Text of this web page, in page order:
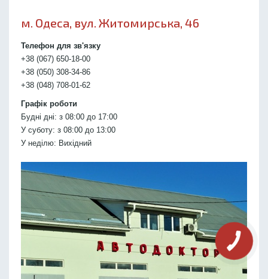
м. Одеса, вул. Житомирська, 46
Телефон для зв'язку
+38 (067) 650-18-00
+38 (050) 308-34-86
+38 (048) 708-01-62
Графік роботи
Будні дні: з 08:00 до 17:00
У суботу: з 08:00 до 13:00
У неділю: Вихідний
КНОПКА
СВЯЗИ